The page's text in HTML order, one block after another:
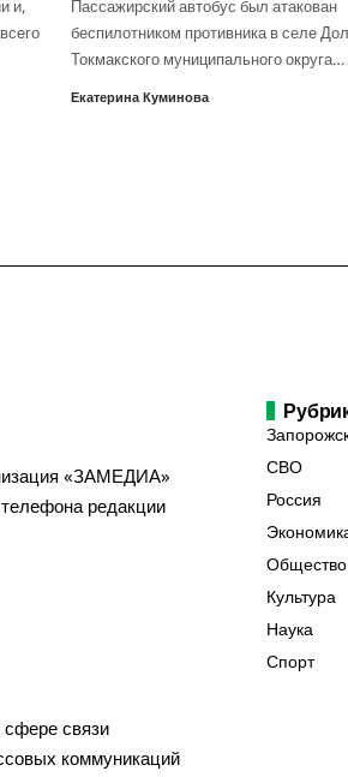
и,
Пассажирский автобус был атакован
беспилотником противника в селе
Токмакского муниципального округа…
Екатерина Куминова
«ЗАМЕДИА»
редакции
связи
коммуникаций
СВО
Россия
Общество
Культура
Наука
Спорт